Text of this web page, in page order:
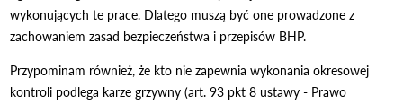
wykonujących te prace. Dlatego muszą być one prowadzone z
zachowaniem zasad bezpieczeństwa i przepisów BHP.
Przypominam również, że kto nie zapewnia wykonania okresowej
kontroli podlega karze grzywny (art. 93 pkt 8 ustawy - Prawo